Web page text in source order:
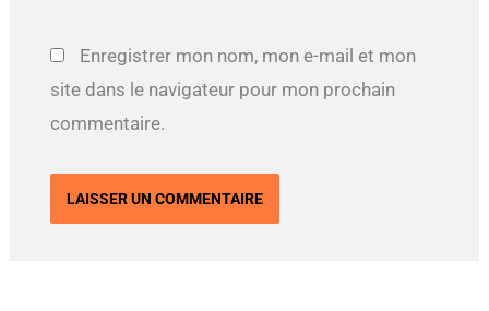
Enregistrer mon nom, mon e-mail et mon
site dans le navigateur pour mon prochain
commentaire.